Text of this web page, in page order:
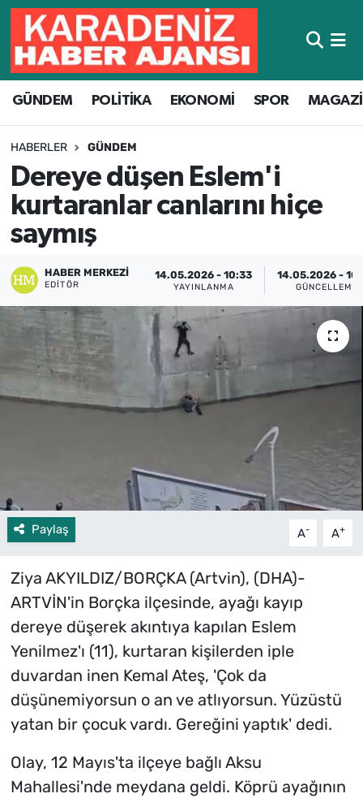
GÜNDEM POLİTİKA EKONOMİ SPOR
HABERLER GÜNDEM
Dereye düşen Eslem'i
kurtaranlar canlarını hiçe
saymış
HABER MERKEZI
EDITÖR
14.05.2026 - 10:33
YAYINLANMA
14.05.2026 -
GÜNCELLEME
Paylaş A- A+
Ziya AKYILDIZ/BORÇKA (Artvin), (DHA)-
ARTVİN'in Borçka ilçesinde, ayağı kayıp
dereye düşerek akıntıya kapılan Eslem
Yenilmez'ı (11), kurtaran kişilerden iple
duvardan inen Kemal Ateş, 'Çok da
düşünemiyorsun o an ve atlıyorsun. Yüzüstü
yatan bir çocuk vardı. Gereğini yaptık' dedi.
Olay, 12 Mayıs'ta ilçeye bağlı Aksu
Mahallesi'nde meydana geldi. Köprü ayağının
Hava Durumu
Trafik Durumu
Süper Lig Puan Durumu ve Fikstür
Tüm Manşetler
Son Dakika Haberleri
Haber Arşivi